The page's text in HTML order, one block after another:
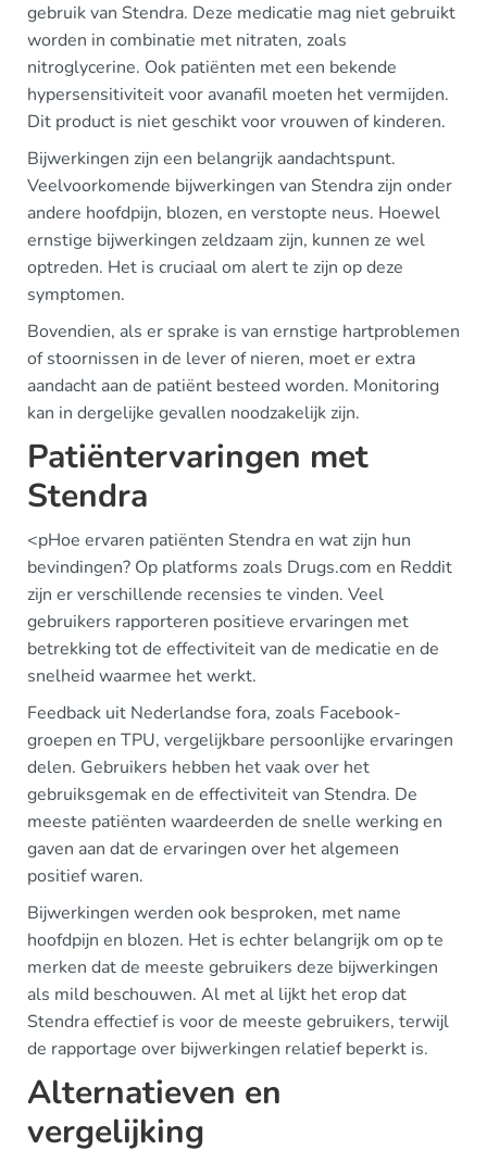
gebruik van Stendra. Deze medicatie mag niet gebruikt
worden in combinatie met nitraten, zoals
nitroglycerine. Ook patiënten met een bekende
hypersensitiviteit voor avanafil moeten het vermijden.
Dit product is niet geschikt voor vrouwen of kinderen.
Bijwerkingen zijn een belangrijk aandachtspunt.
Veelvoorkomende bijwerkingen van Stendra zijn onder
andere hoofdpijn, blozen, en verstopte neus. Hoewel
ernstige bijwerkingen zeldzaam zijn, kunnen ze wel
optreden. Het is cruciaal om alert te zijn op deze
symptomen.
Bovendien, als er sprake is van ernstige hartproblemen
of stoornissen in de lever of nieren, moet er extra
aandacht aan de patiënt besteed worden. Monitoring
kan in dergelijke gevallen noodzakelijk zijn.
Patiëntervaringen met
Stendra
<pHoe ervaren patiënten Stendra en wat zijn hun
bevindingen? Op platforms zoals Drugs.com en Reddit
zijn er verschillende recensies te vinden. Veel
gebruikers rapporteren positieve ervaringen met
betrekking tot de effectiviteit van de medicatie en de
snelheid waarmee het werkt.
Feedback uit Nederlandse fora, zoals Facebook-
groepen en TPU, vergelijkbare persoonlijke ervaringen
delen. Gebruikers hebben het vaak over het
gebruiksgemak en de effectiviteit van Stendra. De
meeste patiënten waardeerden de snelle werking en
gaven aan dat de ervaringen over het algemeen
positief waren.
Bijwerkingen werden ook besproken, met name
hoofdpijn en blozen. Het is echter belangrijk om op te
merken dat de meeste gebruikers deze bijwerkingen
als mild beschouwen. Al met al lijkt het erop dat
Stendra effectief is voor de meeste gebruikers, terwijl
de rapportage over bijwerkingen relatief beperkt is.
Alternatieven en
vergelijking